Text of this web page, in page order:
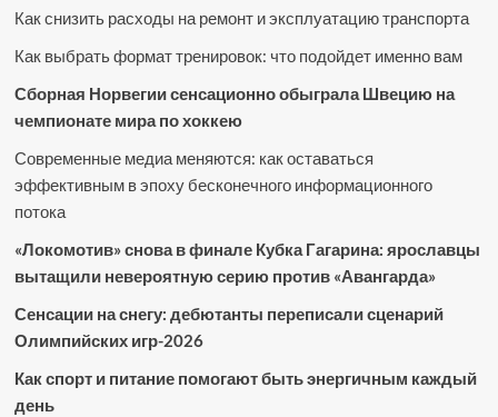
Как снизить расходы на ремонт и эксплуатацию транспорта
Как выбрать формат тренировок: что подойдет именно вам
Сборная Норвегии сенсационно обыграла Швецию на
чемпионате мира по хоккею
Современные медиа меняются: как оставаться
эффективным в эпоху бесконечного информационного
потока
«Локомотив» снова в финале Кубка Гагарина: ярославцы
вытащили невероятную серию против «Авангарда»
Сенсации на снегу: дебютанты переписали сценарий
Олимпийских игр-2026
Как спорт и питание помогают быть энергичным каждый
день